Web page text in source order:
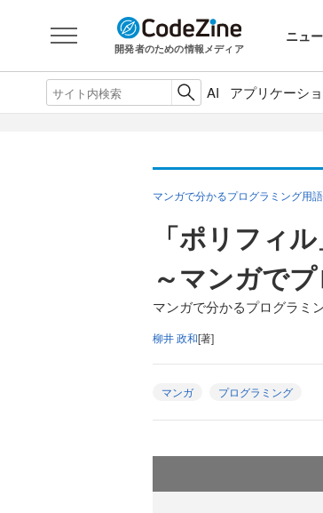
開発者のための情報メディア
ニュ
AI アプリケーシ
マンガで分かるプログラミング用
「ポリフィル
～マンガで
マンガで分かるプログラミ
柳井 政和[著]
マンガ プログラミング